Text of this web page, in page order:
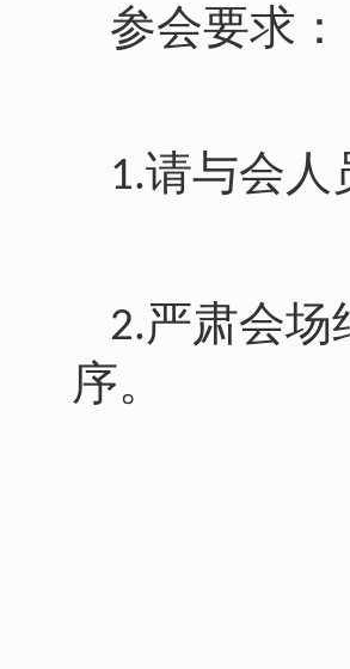
参会要求：
1.请与会人
2.严肃会场
序。